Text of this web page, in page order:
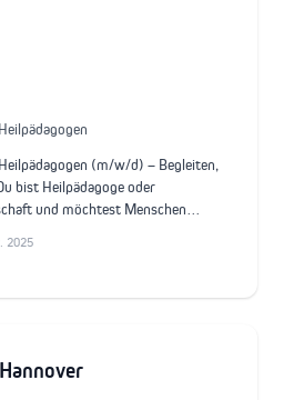
(m/w/d) – Begleiten,
bist Heilpädagoge oder
und möchtest Menschen…
2025